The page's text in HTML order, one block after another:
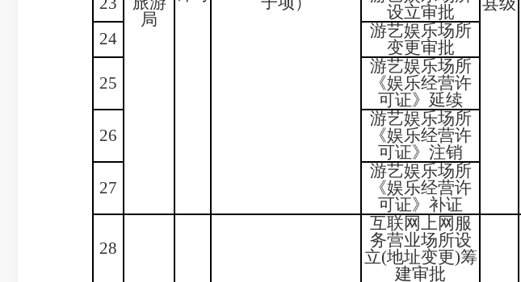
局
设立审批
24
游艺娱乐场所
变更审批
25
游艺娱乐场所
《娱乐经营许
可证》延续
26
游艺娱乐场所
《娱乐经营许
可证》注销
27
游艺娱乐场所
《娱乐经营许
可证》补证
28
互联网上网服
务营业场所设
立(地址变更)筹
建审批